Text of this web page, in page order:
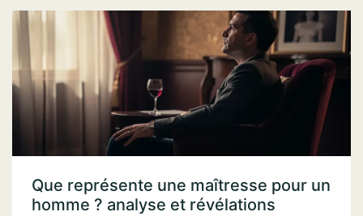
Que représente une maîtresse pour un
homme ? analyse et révélations